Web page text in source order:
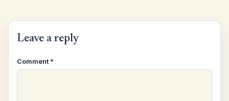
Leave a reply
Comment *